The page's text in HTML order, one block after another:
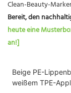
Clean-Beauty-
Bereit, den
heute eine
an!]
Beige PE-
weißem TPE-